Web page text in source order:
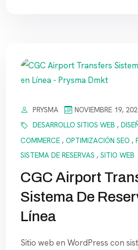
PRYSMA
NOVIEMBRE 19,
DESARROLLO SITIOS WEB ,
COMMERCE , OPTIMIZACIÓN SEO ,
SISTEMA DE RESERVAS , SITIO WEB
CGC Airport
Sistema De
Línea
Sitio web en WordPress con